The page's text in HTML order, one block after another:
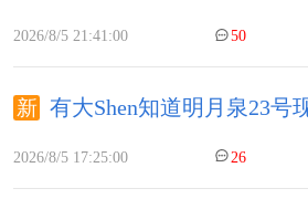
2026/8/5 21:41:00 50
有大Shen知道明月泉23号
2026/8/5 17:25:00 26